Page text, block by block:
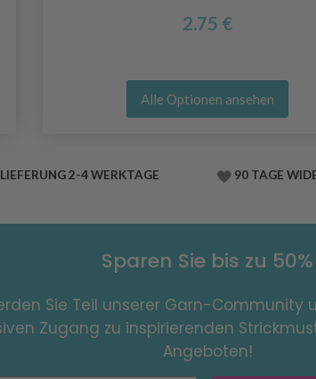
2.75 €
Alle Optionen ansehen
LIEFERUNG 2-4 WERKTAGE 90 TAGE
Sparen Sie bis zu 50%
Sie Teil unserer Garn-Community
Zugang zu inspirierenden
Angeboten!